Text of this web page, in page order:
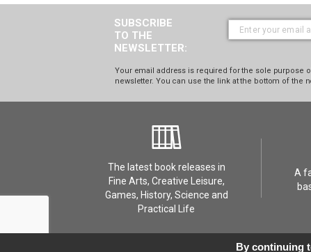
SUBSCRIBE
TO THE
NEWSLETTER:
Your email address is required for the sole purpose
newsletter. You can use the link at the bottom of the
The latest book releases in
Fine Arts, Creative Leisure,
Games, History, Science and
Practical Life
A
FAQ Terms Contact
By continuing